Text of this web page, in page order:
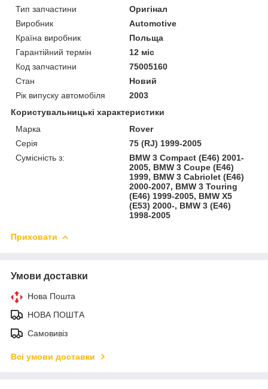
Тип запчастини
Оригінал
Виробник
Automotive
Країна виробник
Польща
Гарантійний термін
12 міс
Код запчастини
75005160
Стан
Новий
Рік випуску автомобіля
2003
Користувальницькі характеристики
Марка
Rover
Серія
75 (RJ) 1999-2005
Сумісність з:
BMW 3 Compact (E46) 2001-
2005, BMW 3 Coupe (E46)
1999, BMW 3 Cabriolet (E46)
2000-2007, BMW 3 Touring
(E46) 1999-2005, BMW X5
(E53) 2000-, BMW 3 (E46)
1998-2005
Приховати
Умови доставки
Нова Пошта
НОВА ПОШТА
Самовивіз
Всі умови доставки